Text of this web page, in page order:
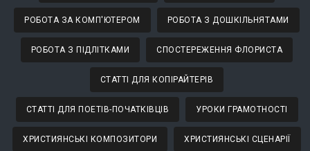
РОБОТА ЗА КОМП'ЮТЕРОМ РОБОТА З ДОШКІЛЬНЯТАМИ
РОБОТА З ПІДЛІТКАМИ СПОСТЕРЕЖЕННЯ ФЛОРИСТА
СТАТТІ ДЛЯ КОПІРАЙТЕРІВ
СТАТТІ ДЛЯ ПОЕТІВ-ПОЧАТКІВЦІВ УРОКИ ГРАМОТНОСТІ
ХРИСТИЯНСЬКІ КОМПОЗИТОРИ ХРИСТИЯНСЬКІ СЦЕНАРІЇ